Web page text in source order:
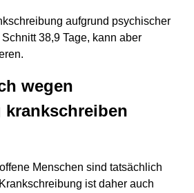
aufgrund psychischer
38,9 Tage, kann aber
wegen
Menschen sind tatsächlich
ist daher auch